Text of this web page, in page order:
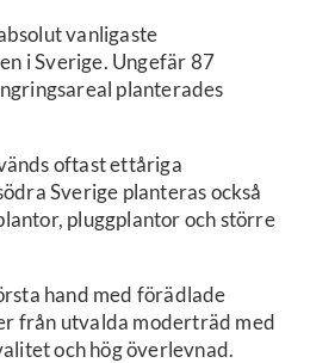
vanligaste
i Sverige. Ungefär 87
planterades
oftast ettåriga
Sverige planteras också
pluggplantor och större
hand med förädlade
från utvalda moderträd med
och hög överlevnad.